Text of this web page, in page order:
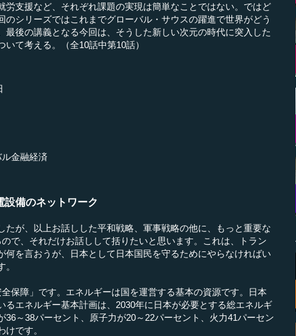
労支援など、それぞれ課題の実現は簡単なことではない。ではど
のシリーズではこれまでグローバル・サウスの躍進で世界がどう
最後の講義となる今回は、そうした新しい次元の時代に突入した
いて考える。（全10話中第10話）
金融経済
設備のネットワーク
が、以上お話しした平和戦略、軍事戦略の他に、もっと重要な
で、それだけお話しして括りたいと思います。これは、トラン
何を言おうが、日本として日本国民を守るためにやらなければい
保障」です。エネルギーは国を運営する基本の資源です。日本
るエネルギー基本計画は、2030年に日本が必要とする総エネルギ
36～38パーセント、原子力が20～22パーセント、火力41パーセン
けです。